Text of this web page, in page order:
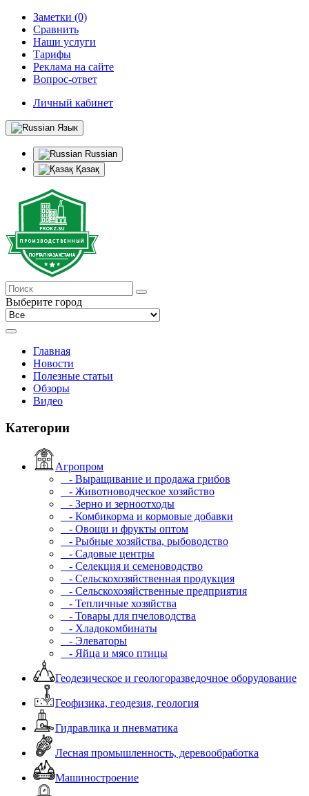
Заметки (0)
Сравнить
Наши услуги
Тарифы
Реклама на сайте
Вопрос-ответ
Личный кабинет
Язык
Russian
Қазақ
Выберите город
Главная
Новости
Полезные статьи
Обзоры
Видео
Категории
Агропром
- Выращивание и продажа грибов
- Животноводческое хозяйство
- Зерно и зерноотходы
- Комбикорма и кормовые добавки
- Овощи и фрукты оптом
- Рыбные хозяйства, рыбоводство
- Садовые центры
- Селекция и семеноводство
- Сельскохозяйственная продукция
- Сельскохозяйственные предприятия
- Тепличные хозяйства
- Товары для пчеловодства
- Хладокомбинаты
- Элеваторы
- Яйца и мясо птицы
Геодезическое и геологоразведочное оборудование
Геофизика, геодезия, геология
Гидравлика и пневматика
Лесная промышленность, деревообработка
Машиностроение